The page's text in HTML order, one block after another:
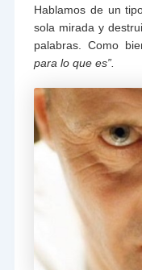
Hablamos de un
sola mirada y
palabras. Como
para lo que es”.